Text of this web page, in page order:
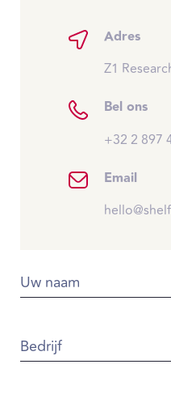
Adres
Z1
Bel ons
+32 2 897
Email
Uw naam
Bedrijf